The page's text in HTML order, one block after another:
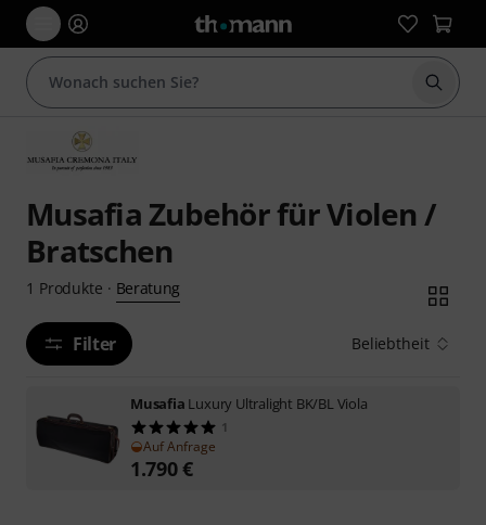
Suche
Musafia Zubehör für Violen /
Bratschen
1 Produkte · Beratung
Filter Beliebtheit
Musafia Luxury Ultralight BK/BL Viola
1
Auf Anfrage
1.790€